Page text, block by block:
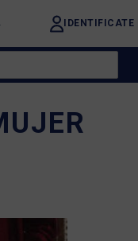
IDENTIFICATE